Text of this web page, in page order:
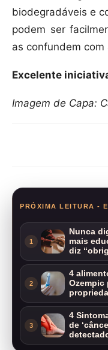
biodegradáveis e
podem ser
as confundem com
Excelente
Imagem de Capa:
PRÓXIMA LEITURA -
1
Nunca
mais
diz
2
4
Ozempic
3
4
de